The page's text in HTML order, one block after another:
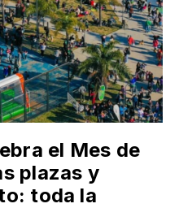
el Mes de
plazas y
toda la